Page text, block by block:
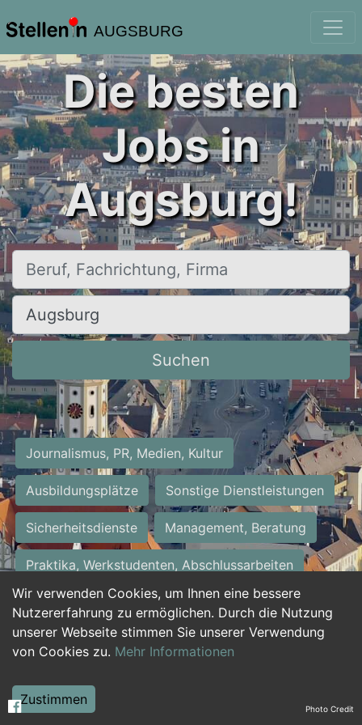
AUGSBURG
Wir verwenden Cookies, um Ihnen eine bessere
Nutzererfahrung zu ermöglichen. Durch die Nutzung
unserer Webseite stimmen Sie unserer Verwendung
von Cookies zu. Mehr Informationen
Zustimmen
Die besten
Jobs in
Augsburg!
Beruf, Fachrichtung, Firma
Ort, Stadt
Suchen
Journalismus, PR, Medien, Kultur
Ausbildungsplätze Sonstige Dienstleistungen
Sicherheitsdienste Management, Beratung
Praktika, Werkstudenten, Abschlussarbeiten
Personalwesen Assistenz, Sekretariat
Hilfskräfte, Aushilfs- und Nebenjobs
Weiterbildung, Studium, duale Ausbildung Photo Credit